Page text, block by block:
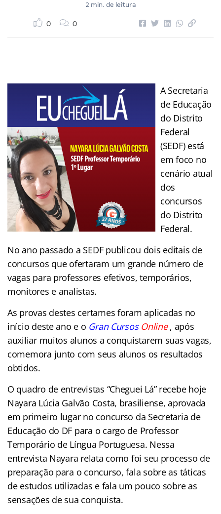
2 min. de leitura
0 0
A Secretaria
de Educação
do Distrito
Federal
(SEDF) está
em foco no
cenário atual
dos
concursos
do Distrito
Federal.
No ano passado a SEDF publicou dois editais de
concursos que ofertaram um grande número de
vagas para professores efetivos, temporários,
monitores e analistas.
As provas destes certames foram aplicadas no
início deste ano e o Gran Cursos Online, após
auxiliar muitos alunos a conquistarem suas vagas,
comemora junto com seus alunos os resultados
obtidos.
O quadro de entrevistas “Cheguei Lá” recebe hoje
Nayara Lúcia Galvão Costa, brasiliense, aprovada
em primeiro lugar no concurso da Secretaria de
Educação do DF para o cargo de Professor
Temporário de Língua Portuguesa. Nessa
entrevista Nayara relata como foi seu processo de
preparação para o concurso, fala sobre as táticas
de estudos utilizadas e fala um pouco sobre as
sensações de sua conquista.